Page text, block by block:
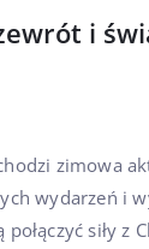
i
zimowa
wydarzeń i
siły z